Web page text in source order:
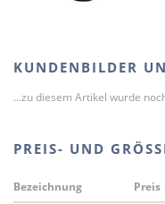
KUNDENBILDER
...zu diesem Artikel wurde
PREIS- UND
Bezeichnung Preis